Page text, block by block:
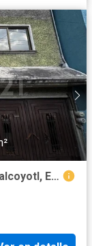
Casa en venta en La Texanita, Nezahualcoyotl, Estado de México